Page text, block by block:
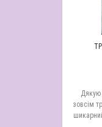
Дякую
зовсім